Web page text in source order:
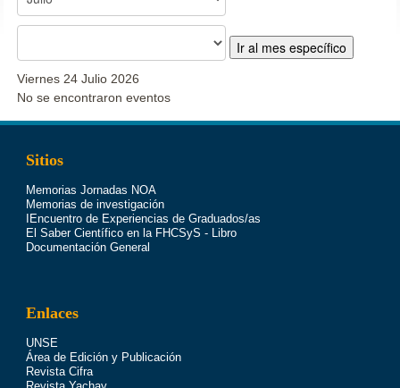
Ir al mes específico
Viernes 24 Julio 2026
No se encontraron eventos
Sitios
Memorias Jornadas NOA
Memorias de investigación
IEncuentro de Experiencias de Graduados/as
El Saber Científico en la FHCSyS - Libro
Documentación General
Enlaces
UNSE
Área de Edición y Publicación
Revista Cifra